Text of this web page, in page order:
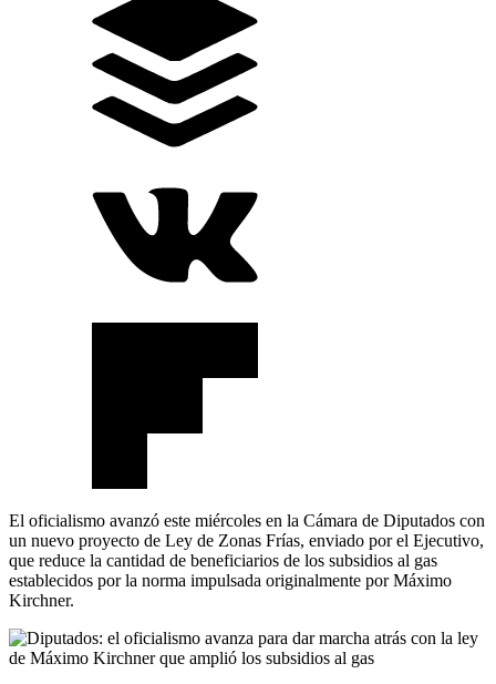
El oficialismo avanzó este miércoles en la Cámara de Diputados con
un nuevo proyecto de Ley de Zonas Frías, enviado por el Ejecutivo,
que reduce la cantidad de beneficiarios de los subsidios al gas
establecidos por la norma impulsada originalmente por Máximo
Kirchner.